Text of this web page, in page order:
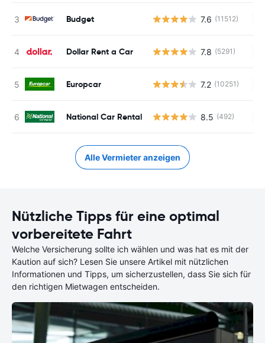
Budget 7.6 (11512)
Dollar Rent a Car 7.8 (5291)
Europcar 7.2 (10251)
National Car Rental 8.5 (492)
Alle Vermieter anzeigen
Nützliche Tipps für eine optimal
vorbereitete Fahrt
Welche Versicherung sollte ich wählen und was hat es mit der
Kaution auf sich? Lesen Sie unsere Artikel mit nützlichen
Informationen und Tipps, um sicherzustellen, dass Sie sich für
den richtigen Mietwagen entscheiden.